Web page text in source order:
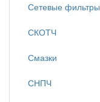
Сетевые фильтры
СКОТЧ
Смазки
СНПЧ